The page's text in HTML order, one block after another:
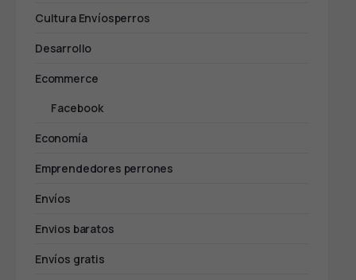
Cultura Envíosperros
Desarrollo
Ecommerce
Facebook
Economía
Emprendedores perrones
Envíos
Envios baratos
Envíos gratis